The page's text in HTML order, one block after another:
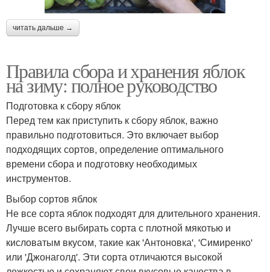
читать дальше →
Правила сбора и хранения яблок
на зиму: полное руководство
Подготовка к сбору яблок
Перед тем как приступить к сбору яблок, важно
правильно подготовиться. Это включает выбор
подходящих сортов, определение оптимального
времени сбора и подготовку необходимых
инструментов.
Выбор сортов яблок
Не все сорта яблок подходят для длительного хранения.
Лучше всего выбирать сорта с плотной мякотью и
кисловатым вкусом, такие как 'Антоновка', 'Симиренко'
или 'Джонаголд'. Эти сорта отличаются высокой